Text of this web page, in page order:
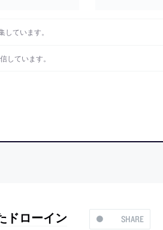
ています。
しています。
SHARE
ドローイン